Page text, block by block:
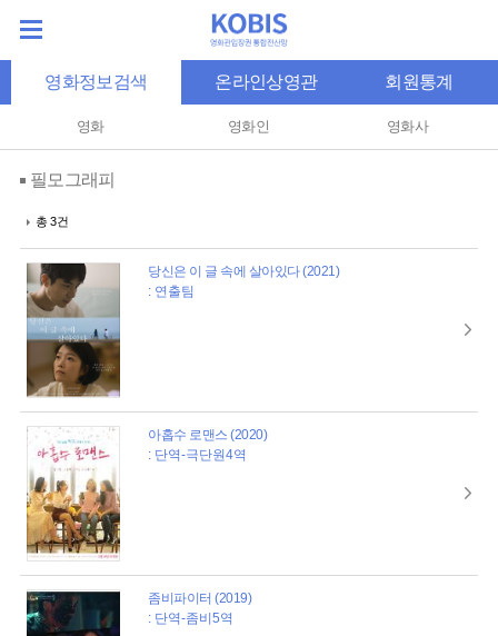
영화정보검색 온라인상영관 회원통계
영화 영화인 영화사
필모그래피
총 3건
당신은 이 글 속에 살아있다 (2021)
: 연출팀
아홉수 로맨스 (2020)
: 단역-극단원4역
좀비파이터 (2019)
: 단역-좀비5역